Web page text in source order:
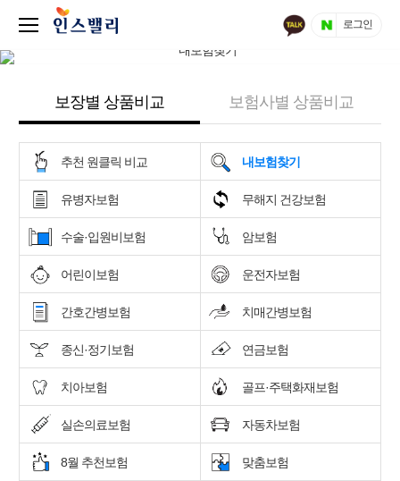
로그인
보장별 상품비교 보험사별 상품비교
추천 원클릭 비교 내보험찾기
유병자보험 무해지 건강보험
수술·입원비보험 암보험
어린이보험 운전자보험
간호간병보험 치매간병보험
종신·정기보험 연금보험
치아보험 골프·주택화재보험
실손의료보험 자동차보험
8월 추천보험 맞춤보험